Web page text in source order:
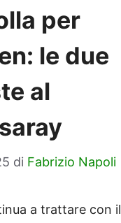
per
le due
al
di Fabrizio Napoli
a trattare con il